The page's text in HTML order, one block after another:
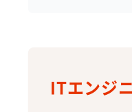
ITエンジ